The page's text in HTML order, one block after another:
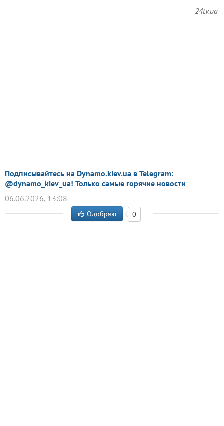
24tv.ua
Подписывайтесь на Dynamo.kiev.ua в Telegram:
@dynamo_kiev_ua! Только самые горячие новости
06.06.2026, 13:08
Одобряю 0